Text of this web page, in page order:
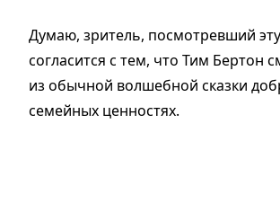
Думаю, зритель, посмотревший
согласится с тем, что Тим Бертон
из обычной волшебной сказки
семейных ценностях.